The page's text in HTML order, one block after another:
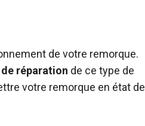
de votre remorque.
réparation de ce type de
votre remorque en état de